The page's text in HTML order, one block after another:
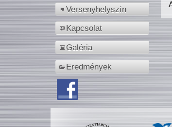
Versenyhelyszín
Kapcsolat
Galéria
Eredmények